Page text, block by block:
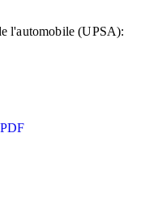
l'automobile (UPSA):
PDF